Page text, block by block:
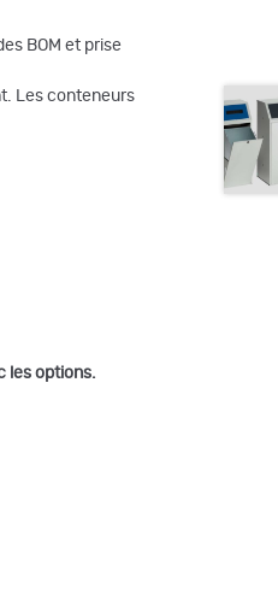
BOM et prise
Les conteneurs
les options.